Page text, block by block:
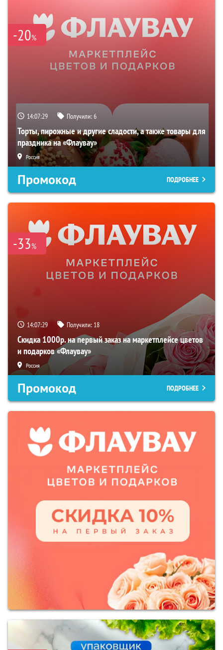
-20%
14:07:28 Получили:6
Торты, пирожные и другие сладости, а также товары для
праздника на «Флаувау»
Россия
Промокод ПОДРОБНЕЕ
-33%
14:07:28 Получили: 18
Скидка 1000р. на первый заказ на маркетплейсе цветов
и подарков «Флаувау»
Россия
Промокод ПОДРОБНЕЕ